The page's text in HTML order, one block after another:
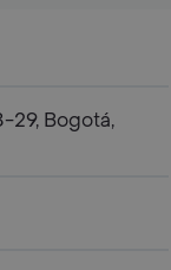
29, Bogotá,